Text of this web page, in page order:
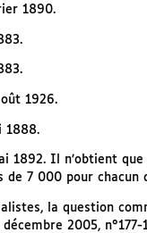
1890.
1926.
1888.
1892. Il n’obtient
de 7 000 pour chacun
la question
décembre 2005, n°177-